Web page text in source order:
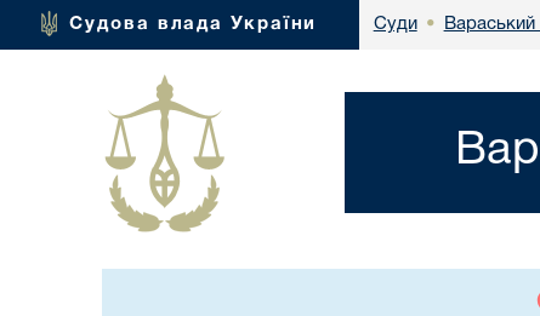
Судова влада України Суди • Вараський